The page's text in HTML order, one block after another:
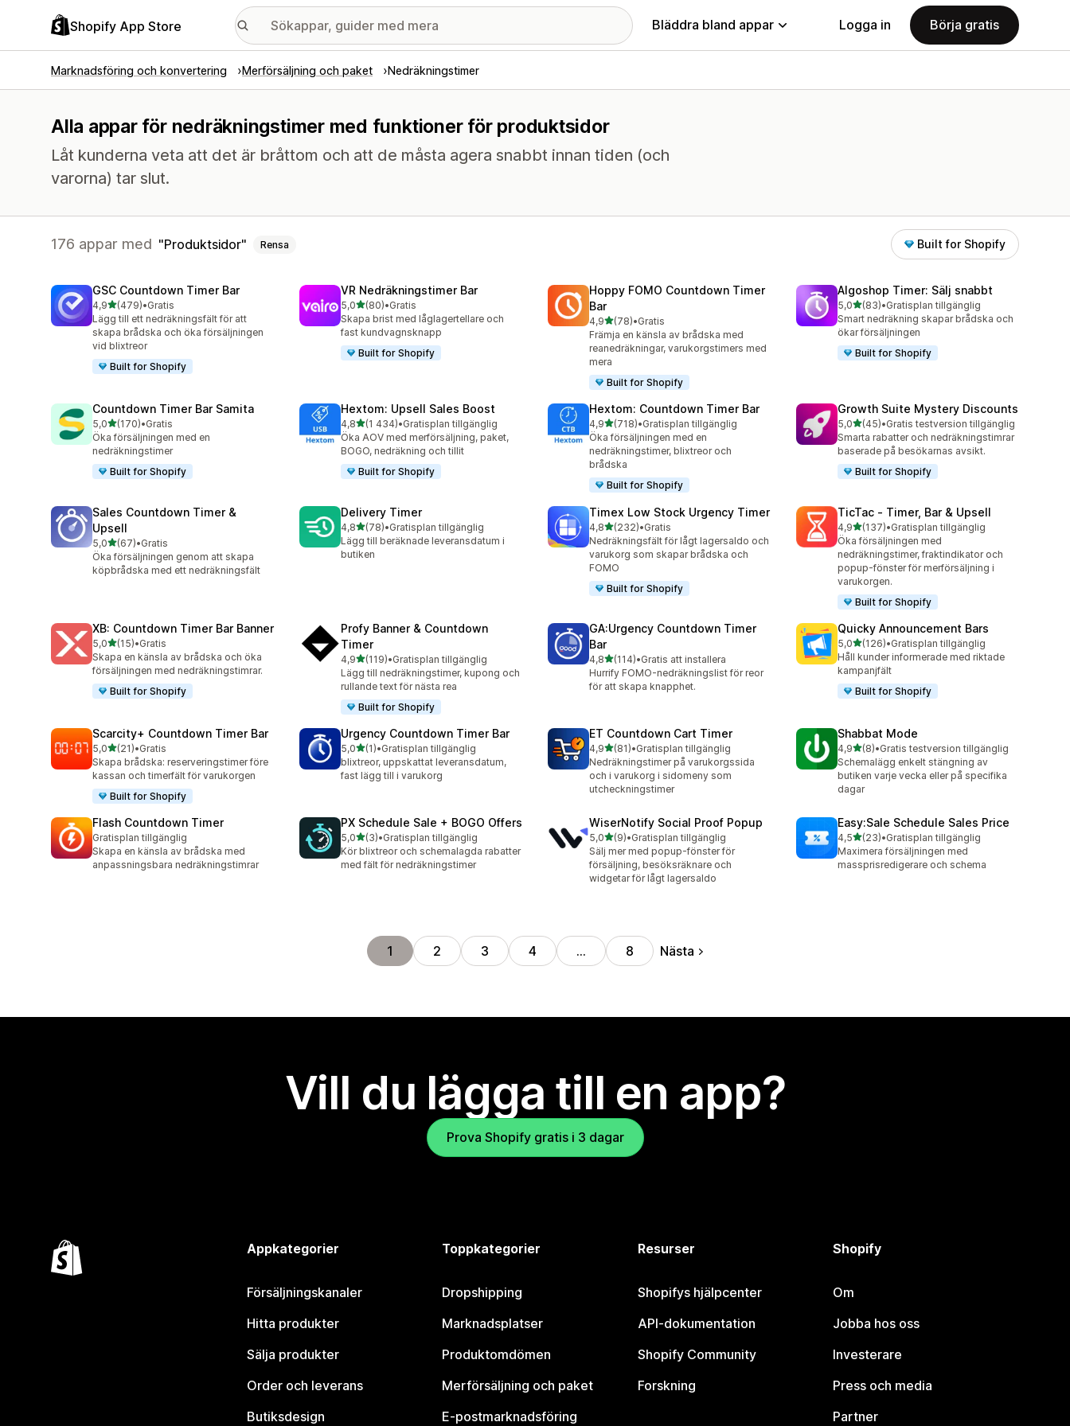
Shopify App Store Bläddra bland appar Logga in Börja gratis
Marknadsföring och konvertering Merförsäljning och paket Nedräkningstimer
Alla appar för nedräkningstimer med funktioner för produktsidor
Låt kunderna veta att det är bråttom och att de måsta agera snabbt innan tiden (och
varorna) tar slut.
176 appar med Produktsidor Rensa Built for Shopify
GSC Countdown Timer Bar
4,9av 5 stjärnor
(479)
479 recensioner totalt
•Gratis
Lägg till ett nedräkningsfält för att
skapa brådska och öka försäljningen
vid blixtreor
Built for Shopify
VR Nedräkningstimer Bar
5,0av 5 stjärnor
(80)
80 recensioner totalt
•Gratis
Skapa brist med låglagertellare och
fast kundvagnsknapp
Built for Shopify
Hoppy FOMO Countdown Timer
Bar
4,9av 5 stjärnor
(78)
78 recensioner totalt
•Gratis
Främja en känsla av brådska med
reanedräkningar, varukorgstimers med
mera
Built for Shopify
Algoshop Timer: Sälj snabbt
5,0av 5 stjärnor
(83)
83 recensioner totalt
•Gratisplan tillgänglig
Smart nedräkning skapar brådska och
ökar försäljningen
Built for Shopify
Countdown Timer Bar Samita
5,0av 5 stjärnor
(170)
170 recensioner totalt
•Gratis
Öka försäljningen med en
nedräkningstimer
Built for Shopify
Hextom: Upsell Sales Boost
4,8av 5 stjärnor
(1 434)
1434 recensioner totalt
•Gratisplan tillgänglig
Öka AOV med merförsäljning, paket,
BOGO, nedräkning och tillit
Built for Shopify
Hextom: Countdown Timer Bar
4,9av 5 stjärnor
(718)
718 recensioner totalt
•Gratisplan tillgänglig
Öka försäljningen med en
nedräkningstimer, blixtreor och
brådska
Built for Shopify
Growth Suite Mystery Discounts
5,0av 5 stjärnor
(45)
45 recensioner totalt
•Gratis testversion tillgänglig
Smarta rabatter och nedräkningstimrar
baserade på besökarnas avsikt.
Built for Shopify
Sales Countdown Timer &
Upsell
5,0av 5 stjärnor
(67)
67 recensioner totalt
•Gratis
Öka försäljningen genom att skapa
köpbrådska med ett nedräkningsfält
Delivery Timer
4,8av 5 stjärnor
(78)
78 recensioner totalt
•Gratisplan tillgänglig
Lägg till beräknade leveransdatum i
butiken
Timex Low Stock Urgency Timer
4,8av 5 stjärnor
(232)
232 recensioner totalt
•Gratis
Nedräkningsfält för lågt lagersaldo och
varukorg som skapar brådska och
FOMO
Built for Shopify
TicTac ‑ Timer, Bar & Upsell
4,9av 5 stjärnor
(137)
137 recensioner totalt
•Gratisplan tillgänglig
Öka försäljningen med
nedräkningstimer, fraktindikator och
popup-fönster för merförsäljning i
varukorgen.
Built for Shopify
XB: Countdown Timer Bar Banner
5,0av 5 stjärnor
(15)
15 recensioner totalt
•Gratis
Skapa en känsla av brådska och öka
försäljningen med nedräkningstimrar.
Built for Shopify
Profy Banner & Countdown
Timer
4,9av 5 stjärnor
(119)
119 recensioner totalt
•Gratisplan tillgänglig
Lägg till nedräkningstimer, kupong och
rullande text för nästa rea
Built for Shopify
GA:Urgency Countdown Timer
Bar
4,8av 5 stjärnor
(114)
114 recensioner totalt
•Gratis att installera
Hurrify FOMO-nedräkningslist för reor
för att skapa knapphet.
Quicky Announcement Bars
5,0av 5 stjärnor
(126)
126 recensioner totalt
•Gratisplan tillgänglig
Håll kunder informerade med riktade
kampanjfält
Built for Shopify
Scarcity+ Countdown Timer Bar
5,0av 5 stjärnor
(21)
21 recensioner totalt
•Gratis
Skapa brådska: reserveringstimer före
kassan och timerfält för varukorgen
Built for Shopify
Urgency Countdown Timer Bar
5,0av 5 stjärnor
(1)
1 recensioner totalt
•Gratisplan tillgänglig
blixtreor, uppskattat leveransdatum,
fast lägg till i varukorg
ET Countdown Cart Timer
4,9av 5 stjärnor
(81)
81 recensioner totalt
•Gratisplan tillgänglig
Nedräkningstimer på varukorgssida
och i varukorg i sidomeny som
utcheckningstimer
Shabbat Mode
4,9av 5 stjärnor
(8)
8 recensioner totalt
•Gratis testversion tillgänglig
Schemalägg enkelt stängning av
butiken varje vecka eller på specifika
dagar
Flash Countdown Timer
Gratisplan tillgänglig
Skapa en känsla av brådska med
anpassningsbara nedräkningstimrar
PX Schedule Sale + BOGO Offers
5,0av 5 stjärnor
(3)
3 recensioner totalt
•Gratisplan tillgänglig
Kör blixtreor och schemalagda rabatter
med fält för nedräkningstimer
WiserNotify Social Proof Popup
5,0av 5 stjärnor
(9)
9 recensioner totalt
•Gratisplan tillgänglig
Sälj mer med popup-fönster för
försäljning, besöksräknare och
widgetar för lågt lagersaldo
Easy:Sale Schedule Sales Price
4,5av 5 stjärnor
(23)
23 recensioner totalt
•Gratisplan tillgänglig
Maximera försäljningen med
massprisredigerare och schema
1 2 3 4 … 8 Nästa
Vill du lägga till en app?
Prova Shopify gratis i 3 dagar
Appkategorier
Försäljningskanaler
Hitta produkter
Sälja produkter
Order och leverans
Butiksdesign
Toppkategorier
Dropshipping
Marknadsplatser
Produktomdömen
Merförsäljning och paket
E-postmarknadsföring
Resurser
Shopifys hjälpcenter
API-dokumentation
Shopify Community
Forskning
Shopify
Om
Jobba hos oss
Investerare
Press och media
Partner